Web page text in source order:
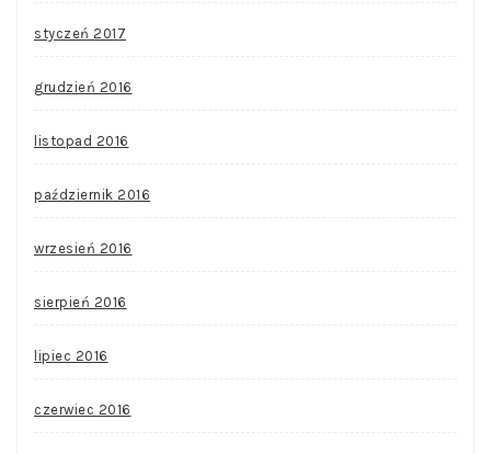
styczeń 2017
grudzień 2016
listopad 2016
październik 2016
wrzesień 2016
sierpień 2016
lipiec 2016
czerwiec 2016